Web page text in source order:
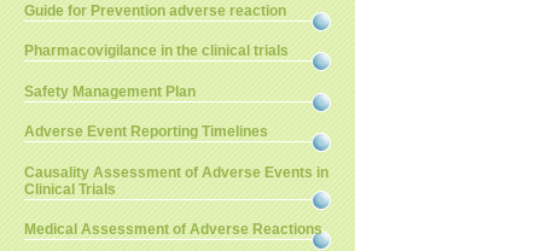
Guide for Prevention adverse reaction
Pharmacovigilance in the clinical trials
Safety Management Plan
Adverse Event Reporting Timelines
Causality Assessment of Adverse Events in
Clinical Trials
Medical Assessment of Adverse Reactions